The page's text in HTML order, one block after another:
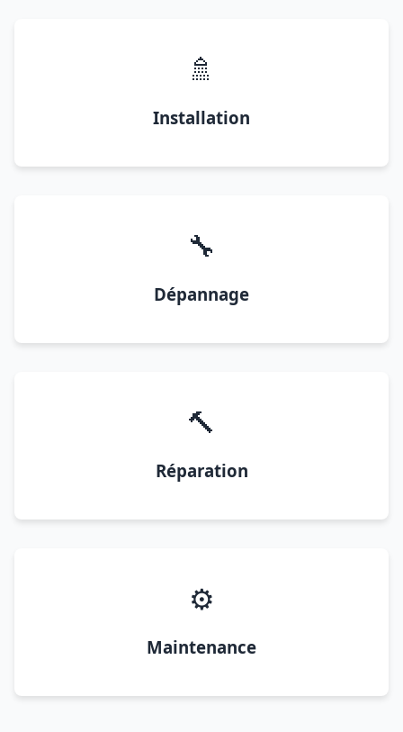
🚿
Installation
🔧
Dépannage
🔨
Réparation
⚙️
Maintenance